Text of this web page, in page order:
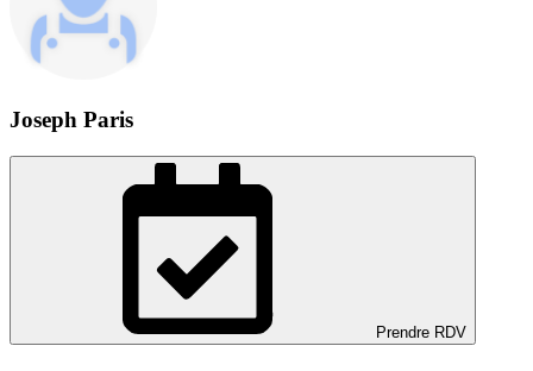
Joseph Paris
Prendre RDV